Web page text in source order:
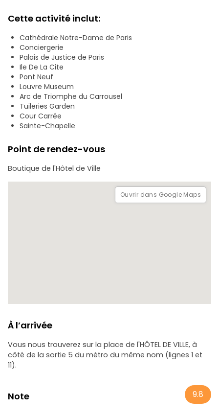
nous dirigeons vers le centre historique de Paris, où nous
nous plongeons dans la riche architecture de la région et
explorons soigneusement l'arrière-plan de chaque
monument.
Nous nous pencherons sur l'empreinte profonde laissée par
Napoléon et la Révolution française, sur la naissance du
Louvre en tant que premier musée public au monde, et
nous vous parlerons de l'excentrique "Roi-Soleil", Louis XIV.
Venez explorer Paris avec nous, c'est une excellente
introduction à la ville de Paris en anglais !
visite.
Cette activité inclut:
Cathédrale Notre-Dame de Paris
Conciergerie
Palais de Justice de Paris
Ile De La Cite
Pont Neuf
Louvre Museum
Arc de Triomphe du Carrousel
Tuileries Garden
Cour Carrée
Sainte-Chapelle
Point de rendez-vous
Boutique de l'Hôtel de Ville
Ouvrir dans Google Maps
À l’arrivée
Vous nous trouverez sur la place de l'HÔTEL DE VILLE, à
côté de la sortie 5 du métro du même nom (lignes 1 et
11).
Note 9.8